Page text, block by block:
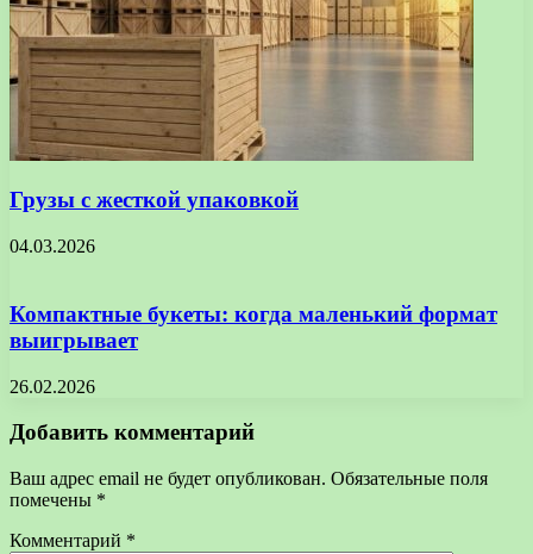
Грузы с жесткой упаковкой
04.03.2026
Компактные букеты: когда маленький формат
выигрывает
26.02.2026
Добавить комментарий
Ваш адрес email не будет опубликован. Обязательные поля
помечены *
Комментарий *